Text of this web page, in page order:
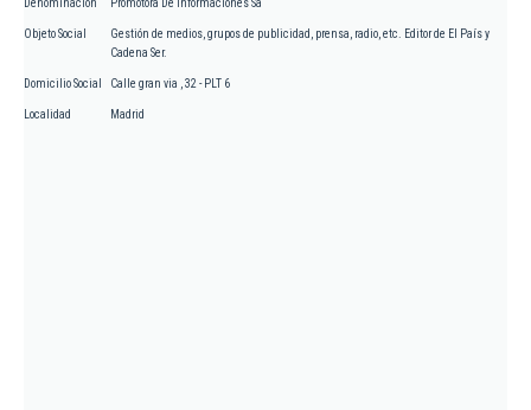
Denominación Promotora De Informaciones Sa
Objeto Social
Gestión de medios, grupos de publicidad, prensa, radio, etc. Editor de El País y
Cadena Ser.
Domicilio Social Calle gran via , 32 - PLT 6
Localidad Madrid